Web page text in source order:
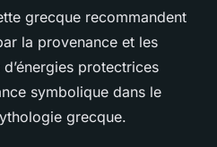
grecque recommandent
la provenance et les
protectrices
symbolique dans le
grecque.